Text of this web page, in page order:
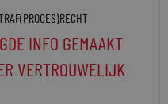
INFO GEMAAKT
VERTROUWELIJK